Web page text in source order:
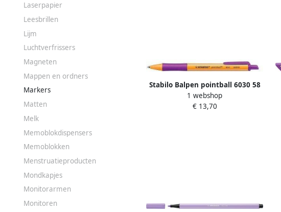
Laserpapier
Leesbrillen
Lijm
Luchtverfrissers
Magneten
Mappen en ordners
Markers
Matten
Melk
Memoblokdispensers
Memoblokken
Menstruatieproducten
Mondkapjes
Monitorarmen
Monitoren
Stabilo Balpen pointball 6030 58
medium lila
1 webshop
€ 13,70